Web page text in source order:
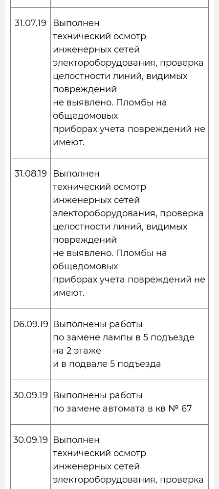
31.07.19
Выполнен
технический осмотр
инженерных сетей
электороборудования, проверка
целостности линий, видимых
повреждений
не выявлено. Пломбы на
общедомовых
приборах учета повреждений не
имеют.
31.08.19
Выполнен
технический осмотр
инженерных сетей
электороборудования, проверка
целостности линий, видимых
повреждений
не выявлено. Пломбы на
общедомовых
приборах учета повреждений не
имеют.
06.09.19 Выполнены работы
по замене лампы в 5 подъезде
на 2 этаже
и в подвале 5 подъезда
30.09.19 Выполнены работы
по замене автомата в кв № 67
30.09.19 Выполнен
технический осмотр
инженерных сетей
электороборудования, проверка